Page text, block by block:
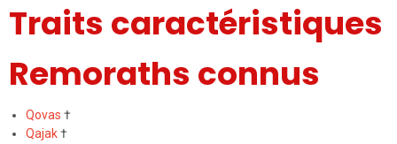
Traits caractéristiques
Remoraths connus
Qovas †
Qajak†